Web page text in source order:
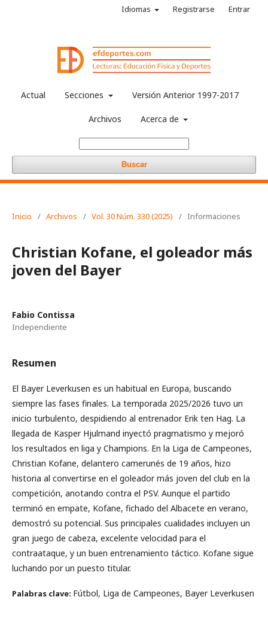
Actual Secciones Versión Anterior 1997-2017
Archivos Acerca de
Buscar
Idiomas Registrarse Entrar
Inicio / Archivos / Vol. 30 Núm. 330 (2025) / Informaciones
Christian Kofane, el goleador más
joven del Bayer
Fabio Contissa
Independiente
Resumen
El Bayer Leverkusen es un habitual en Europa, buscando
siempre las fases finales. La temporada 2025/2026 tuvo un
inicio turbulento, despidiendo al entrenador Erik ten Hag. La
llegada de Kasper Hjulmand inyectó pragmatismo y mejoró
los resultados en liga y Champions. En la Liga de Campeones,
Christian Kofane, delantero camerunés de 19 años, hizo
historia al convertirse en el goleador más joven del club en la
competición, anotando contra el PSV. Aunque el partido
terminó en empate, Kofane, fichado del Albacete en verano,
demostró su potencial. Sus principales cualidades incluyen un
gran juego de cabeza, excelente velocidad para el
contraataque, y un buen entrenamiento táctico. Kofane sigue
luchando por un puesto titular.
Palabras clave: Fútbol, Liga de Campeones, Bayer Leverkusen